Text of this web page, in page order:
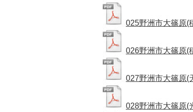
025野洲市大篠原(
026野洲市大篠原(
027野洲市大篠原(
028野洲市大篠原(